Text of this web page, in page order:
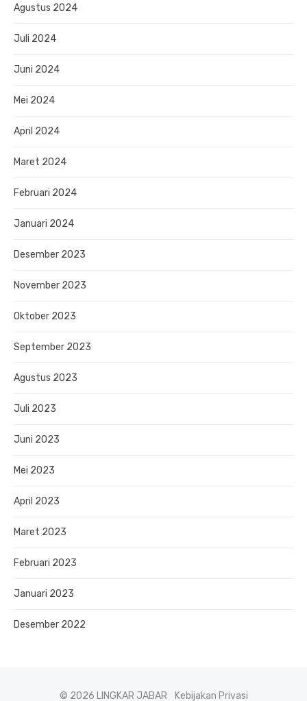
Agustus 2024
Juli 2024
Juni 2024
Mei 2024
April 2024
Maret 2024
Februari 2024
Januari 2024
Desember 2023
November 2023
Oktober 2023
September 2023
Agustus 2023
Juli 2023
Juni 2023
Mei 2023
April 2023
Maret 2023
Februari 2023
Januari 2023
Desember 2022
© 2026 LINGKAR JABAR Kebijakan Privasi